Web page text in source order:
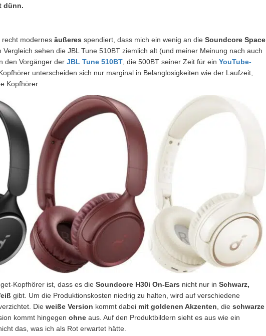
dünn.
modernes äußeres spendiert, dass mich ein wenig an die Soundcore Space
Vergleich sehen die JBL Tune 510BT ziemlich alt (und meiner Meinung nach auch
den Vorgänger der JBL Tune 510BT , die 500BT seiner Zeit für ein YouTube-
unterscheiden sich nur marginal in Belanglosigkeiten wie der Laufzeit,
Kopfhörer.
Kopfhörer ist, dass es die Soundcore H30i On-Ears nicht nur in Schwarz,
gibt. Um die Produktionskosten niedrig zu halten, wird auf verschiedene
Die weiße Version kommt dabei mit goldenen Akzenten , die schwarze
kommt hingegen ohne aus. Auf den Produktbildern sieht es aus wie ein
das, was ich als Rot erwartet hätte.